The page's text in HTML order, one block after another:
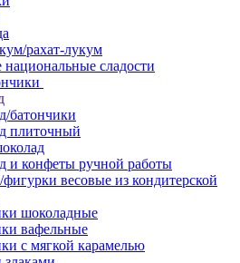
рахат-лукум
сладости
батончики
плиточный
и конфеты ручной работы
весовые из кондитерской
шоколадные
вафельные
с мягкой карамелью